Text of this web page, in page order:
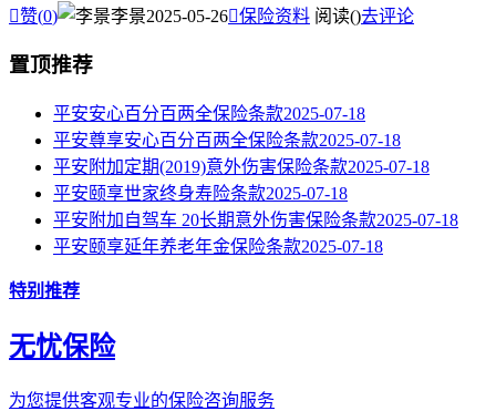
赞(0) 李景2025-05-26保险资料 阅读()去评论
置顶推荐
平安安心百分百两全保险条款2025-07-18
平安尊享安心百分百两全保险条款2025-07-18
平安附加定期(2019)意外伤害保险条款2025-07-18
平安颐享世家终身寿险条款2025-07-18
平安附加自驾车 20长期意外伤害保险条款2025-07-18
平安颐享延年养老年金保险条款2025-07-18
特别推荐
无忧保险
为您提供客观专业的保险咨询服务